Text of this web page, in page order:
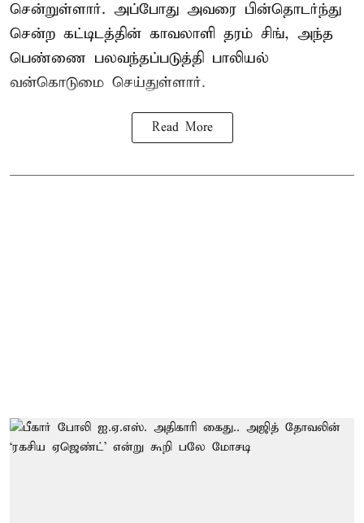
சென்றுள்ளார். அப்போது அவரை பின்தொடர்ந்து
சென்ற கட்டிடத்தின் காவலாளி தரம் சிங், அந்த
பெண்ணை பலவந்தப்படுத்தி பாலியல்
வன்கொடுமை செய்துள்ளார்.
Read More